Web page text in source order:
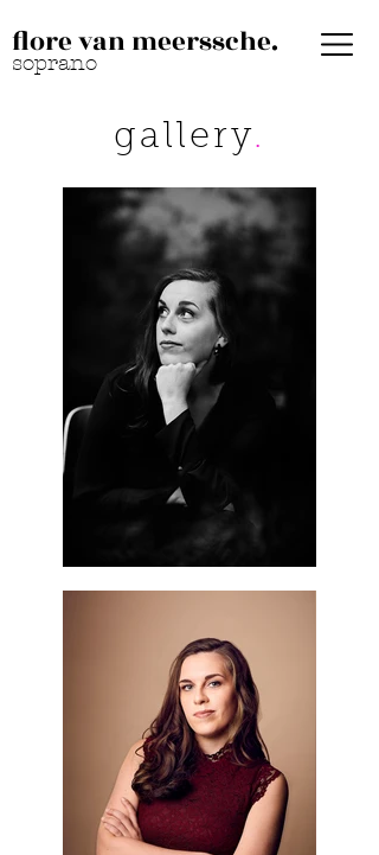
flore van meerssche.
soprano
gallery.